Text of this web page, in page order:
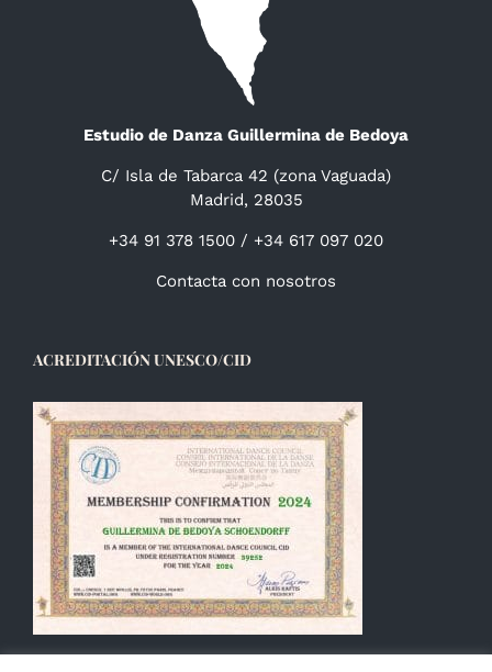
Estudio de Danza Guillermina de Bedoya
C/ Isla de Tabarca 42 (zona Vaguada)
Madrid, 28035
+34 91 378 1500 / +34 617 097 020
Contacta con nosotros
ACREDITACIÓN UNESCO/CID